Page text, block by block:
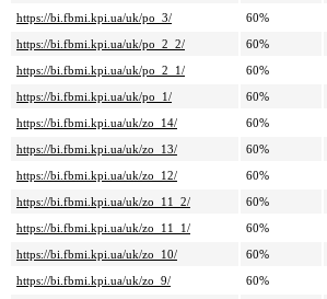
https://bi.fbmi.kpi.ua/uk/po_3/
60%
https://bi.fbmi.kpi.ua/uk/po_2_2/
60%
https://bi.fbmi.kpi.ua/uk/po_2_1/
60%
https://bi.fbmi.kpi.ua/uk/po_1/
60%
https://bi.fbmi.kpi.ua/uk/zo_14/
60%
https://bi.fbmi.kpi.ua/uk/zo_13/
60%
https://bi.fbmi.kpi.ua/uk/zo_12/
60%
https://bi.fbmi.kpi.ua/uk/zo_11_2/
60%
https://bi.fbmi.kpi.ua/uk/zo_11_1/
60%
https://bi.fbmi.kpi.ua/uk/zo_10/
60%
https://bi.fbmi.kpi.ua/uk/zo_9/
60%